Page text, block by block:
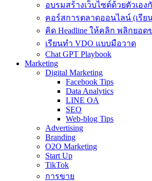
อบรมสร้างเว็บไซต์ด้วยตัวเอง
คอร์สการตลาดออนไลน์ (เรีย
คิด Headline ให้คลิก พลิกยอด
เรียนทำ VDO แบบมือวาด
Chat GPT Playbook
Marketing
Digital Marketing
Facebook Tips
Data Analytics
LINE OA
SEO
Web-blog Tips
Advertising
Branding
O2O Marketing
Start Up
TikTok
การขาย